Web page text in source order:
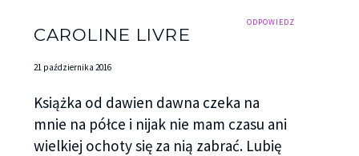
ODPOWIEDZ
CAROLINE LIVRE
21 października 2016
Książka od dawien dawna czeka na
mnie na półce i nijak nie mam czasu ani
wielkiej ochoty się za nią zabrać. Lubię